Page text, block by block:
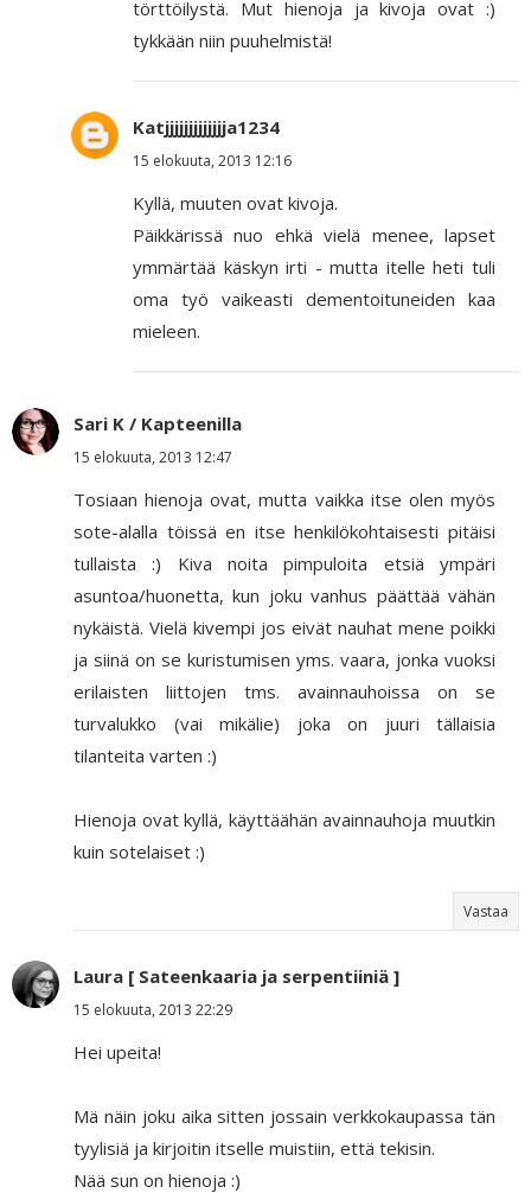
törttöilystä. Mut hienoja ja kivoja ovat :)
tykkään niin puuhelmistä!
Katjjjjjjjjjjjjja1234
15 elokuuta, 2013 12:16
Kyllä, muuten ovat kivoja.
Päikkärissä nuo ehkä vielä menee, lapset
ymmärtää käskyn irti - mutta itelle heti tuli
oma työ vaikeasti dementoituneiden kaa
mieleen.
Sari K / Kapteenilla
15 elokuuta, 2013 12:47
Tosiaan hienoja ovat, mutta vaikka itse olen myös
sote-alalla töissä en itse henkilökohtaisesti pitäisi
tullaista :) Kiva noita pimpuloita etsiä ympäri
asuntoa/huonetta, kun joku vanhus päättää vähän
nykäistä. Vielä kivempi jos eivät nauhat mene poikki
ja siinä on se kuristumisen yms. vaara, jonka vuoksi
erilaisten liittojen tms. avainnauhoissa on se
turvalukko (vai mikälie) joka on juuri tällaisia
tilanteita varten :)
Hienoja ovat kyllä, käyttäähän avainnauhoja muutkin
kuin sotelaiset :)
Vastaa
Laura [ Sateenkaaria ja serpentiiniä ]
15 elokuuta, 2013 22:29
Hei upeita!
Mä näin joku aika sitten jossain verkkokaupassa tän
tyylisiä ja kirjoitin itselle muistiin, että tekisin.
Nää sun on hienoja :)